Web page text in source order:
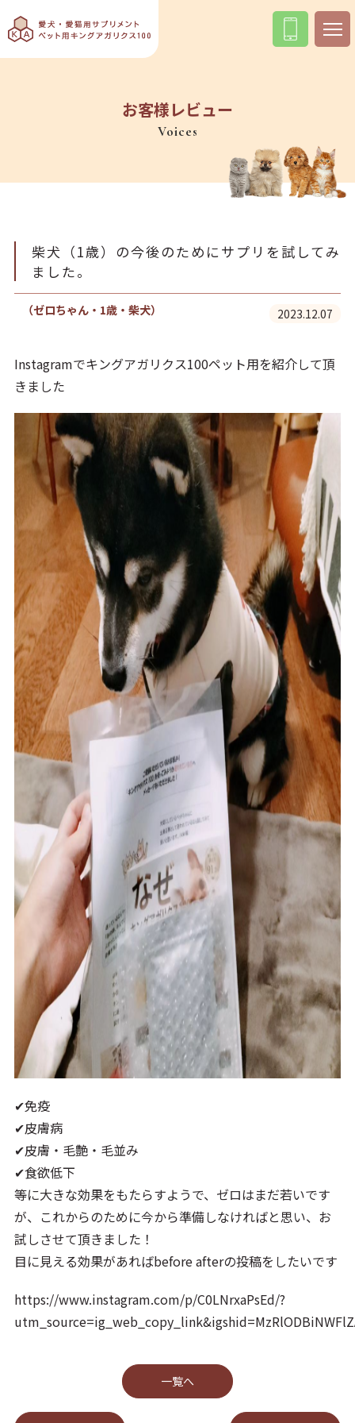
お客様レビュー
Voices
柴犬（1歳）の今後のためにサプリを試してみ
ました。
（ゼロちゃん・1歳・柴犬） 2023.12.07
Instagramでキングアガリクス100ペット用を紹介して頂
きました
✔免疫
✔皮膚病
✔皮膚・毛艶・毛並み
✔食欲低下
等に大きな効果をもたらすようで、ゼロはまだ若いです
が、これからのために今から準備しなければと思い、お
試しさせて頂きました！
目に見える効果があればbefore afterの投稿をしたいです
https://www.instagram.com/p/C0LNrxaPsEd/?
⼀覧へ